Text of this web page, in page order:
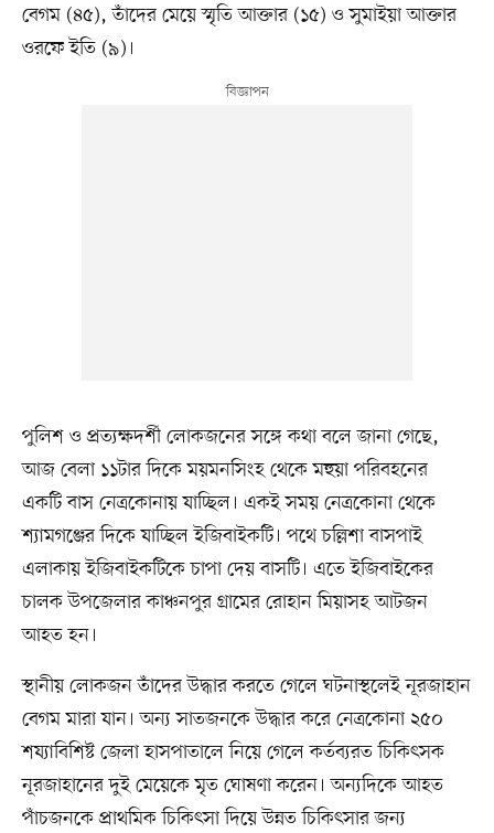
বেগম (৪৫), তাঁদের মেয়ে স্মৃতি আক্তার (১৫) ও সুমাইয়া আক্তার
ওরফে ইতি (৯)।
পুলিশ ও প্রত্যক্ষদর্শী লোকজনের সঙ্গে কথা বলে জানা গেছে,
আজ বেলা ১১টার দিকে ময়মনসিংহ থেকে মহুয়া পরিবহনের
একটি বাস নেত্রকোনায় যাচ্ছিল। একই সময় নেত্রকোনা থেকে
শ্যামগঞ্জের দিকে যাচ্ছিল ইজিবাইকটি। পথে চল্লিশা বাসপাই
এলাকায় ইজিবাইকটিকে চাপা দেয় বাসটি। এতে ইজিবাইকের
চালক উপজেলার কাঞ্চনপুর গ্রামের রোহান মিয়াসহ আটজন
আহত হন।
স্থানীয় লোকজন তাঁদের উদ্ধার করতে গেলে ঘটনাস্থলেই নূরজাহান
বেগম মারা যান। অন্য সাতজনকে উদ্ধার করে নেত্রকোনা ২৫০
শয্যাবিশিষ্ট জেলা হাসপাতালে নিয়ে গেলে কর্তব্যরত চিকিৎসক
নূরজাহানের দুই মেয়েকে মৃত ঘোষণা করেন। অন্যদিকে আহত
পাঁচজনকে প্রাথমিক চিকিৎসা দিয়ে উন্নত চিকিৎসার জন্য